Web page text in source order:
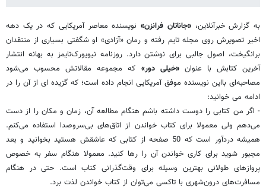
به گزارش خبرآنلاین،«جاناتان فرانزن» نویسنده معاصر آمریکایی که در یک دهه
اخیر تصویرش روی مجله تایم رفته و رمان «آزادی» او شگفتی بسیاری از منتقدان
برانگیخت، اصول جالبی برای نوشتن دارد. روزنامه نیویورک‌تایمز به بهانه انتشار
آخرین کتابش با عنوان«خیلی دور» که مجموعه مقالاتش محسوب می‌شود
مصاحبه‌ای با‌این نویسنده موفق آمریکایی انجام داده است؛ که گزیده ای از آن را در
ادامه می خوانید:
- اگر من کتابی را دوست داشته باشم هنگام مطالعه آن، زمان و مکان را از دست
می‌دهم ولی معمولا برای کتاب خواندن از اتاق‌های بی‌سروصدا استفاده می‌کنم.
همیشه دردآور است که 50 صفحه از کتابی که عاشقش هستید بخوانید و بعد
مجبور شوید برای کاری خواندن آن را رها کنید. معمولا هنگام سفر به خصوص
پروازهای طولانی بهترین وسیله برای وقت‌گذرانی کتاب است. حتی در هنگام
مسافرت‌های درون‌شهری با تاکسی می‌توان از کتاب خواندن لذت برد.